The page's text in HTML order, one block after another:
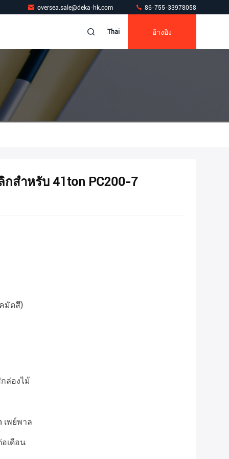
oversea.sale@deka-hk.com 86-755-33978058
Thai อ้างอิง
สำหรับ 41ton PC200-7
มัตสึ)
ล่องไม้
เพย์พาล
เดือน